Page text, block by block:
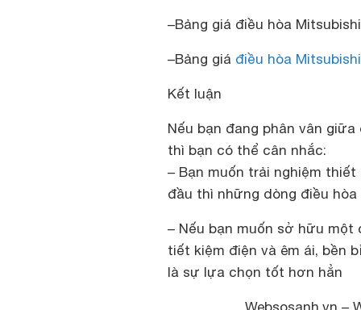
–Bảng giá điều hòa
–Bảng giá điều hòa
Kết luận
Nếu bạn đang phân vân
thì bạn có thể cân nhắc:
– Bạn muốn trải nghiệm
đầu thì những dòng điều
– Nếu bạn muốn sở hữu
tiết kiệm điện và êm ái, bền
là sự lựa chọn tốt hơn hẳn
Websosanh.vn –